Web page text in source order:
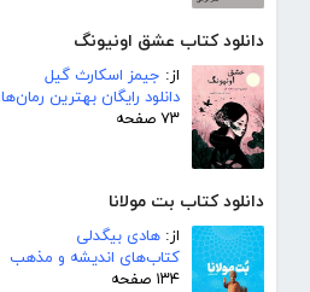
دانلود کتاب عشق اونیونگ
از: جیمز اسکارث گیل
دانلود رایگان بهترین رمان‌ها
۷۳ صفحه
دانلود کتاب بت مولانا
از: هادی بیگدلی
کتاب‌های اندیشه و مذهب
۱۳۴ صفحه